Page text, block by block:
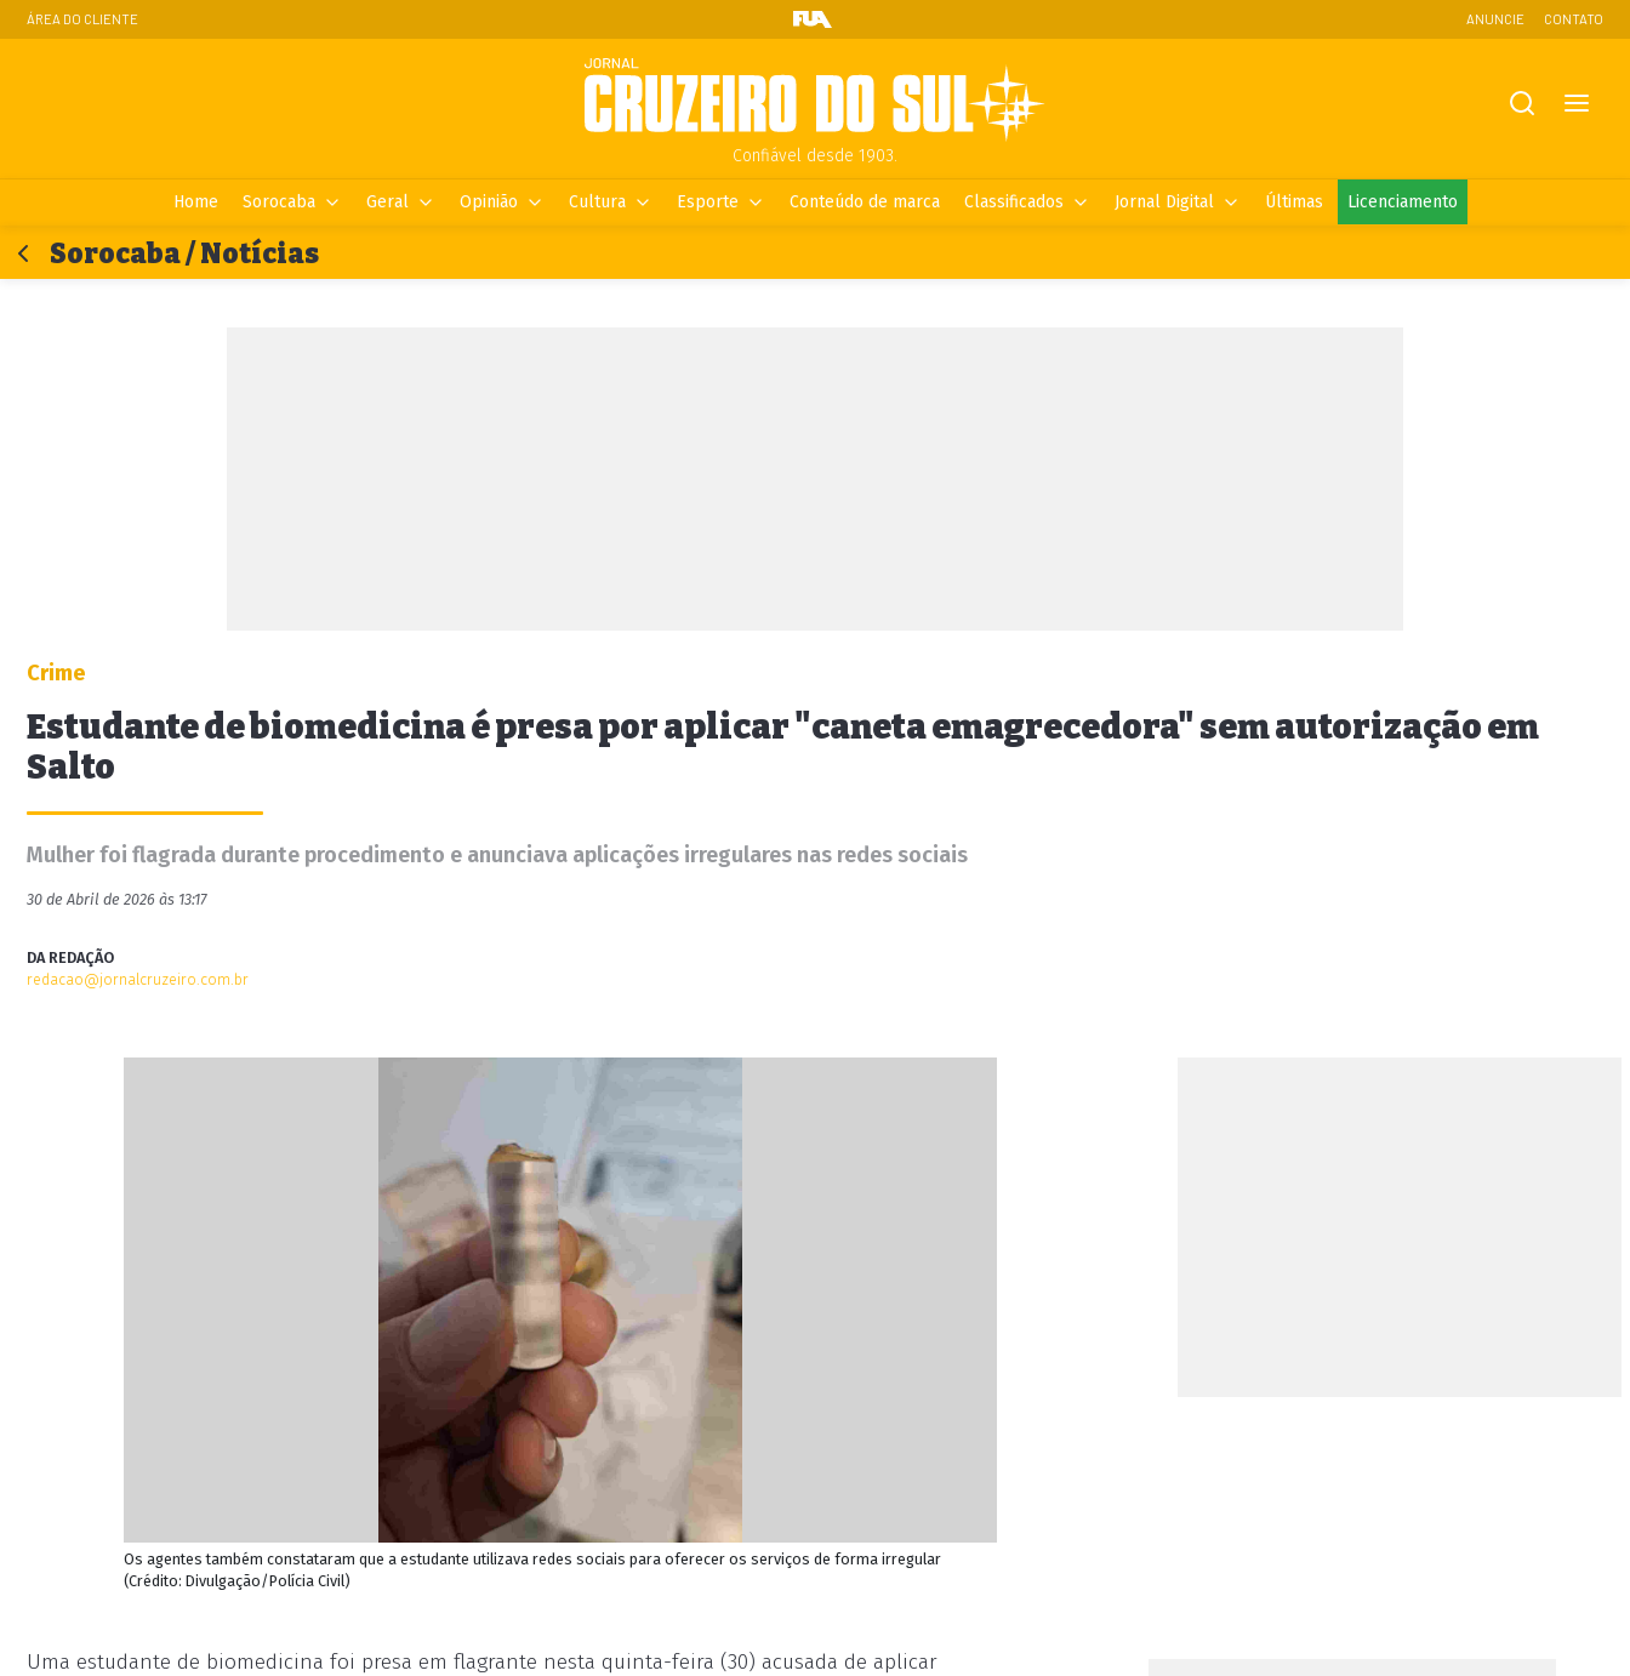
ÁREA DO CLIENTE ANUNCIE CONTATO
Confiável desde 1903.
Home Sorocaba Geral Opinião Cultura Esporte Conteúdo de marca Classificados Jornal Digital Últimas Licenciamento
Sorocaba / Notícias
Crime
Estudante de biomedicina é presa por aplicar "caneta emagrecedora" sem autorização em
Salto
Mulher foi flagrada durante procedimento e anunciava aplicações irregulares nas redes sociais
30 de Abril de 2026 às 13:17
DA REDAÇÃO
redacao@jornalcruzeiro.com.br
Os agentes também constataram que a estudante utilizava redes sociais para oferecer os serviços de forma irregular
(Crédito: Divulgação/Polícia Civil)
Uma estudante de biomedicina foi presa em flagrante nesta quinta-feira (30) acusada de aplicar